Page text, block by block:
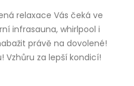
relaxace Vás čeká ve
infrasauna, whirlpool i
právě na dovolené!
za lepší kondicí!